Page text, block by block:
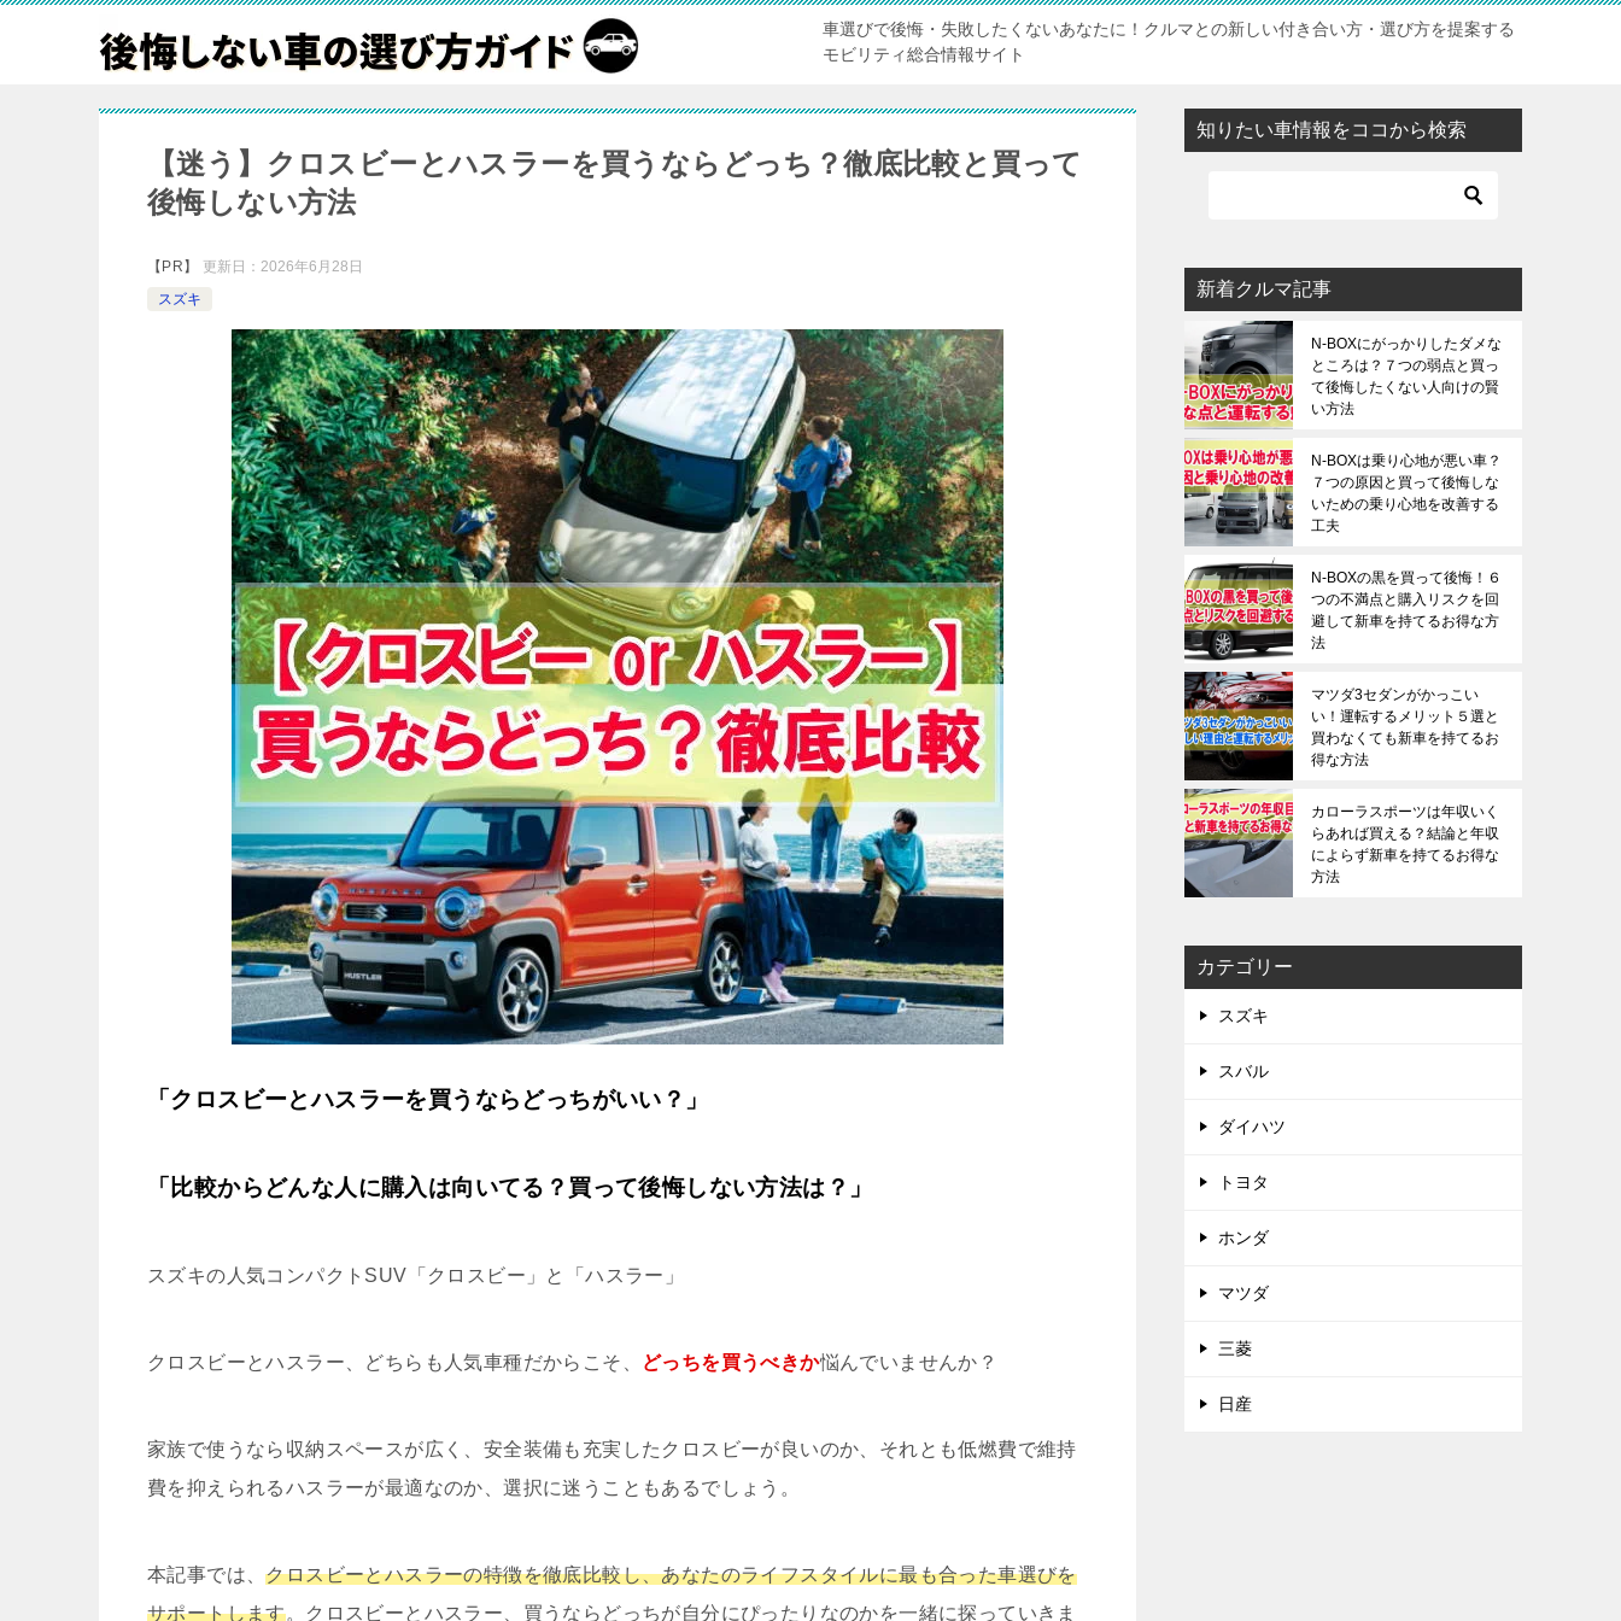
車選びで後悔・失敗したくないあなたに！クルマとの新しい付き合い方・選び方を提案する
モビリティ総合情報サイト
【迷う】クロスビーとハスラーを買うならどっち？徹底比較と買って
後悔しない方法
【PR】 更新日：2026年6月28日
スズキ
「クロスビーとハスラーを買うならどっちがいい？」
「比較からどんな人に購入は向いてる？買って後悔しない方法は？」
スズキの人気コンパクトSUV「クロスビー」と「ハスラー」
クロスビーとハスラー、どちらも人気車種だからこそ、 どっちを買うべきか悩んでいませんか？
家族で使うなら収納スペースが広く、安全装備も充実したクロスビーが良いのか、それとも低燃費で維持
費を抑えられるハスラーが最適なのか、選択に迷うこともあるでしょう。
本記事では、クロスビーとハスラーの特徴を徹底比較し、あなたのライフスタイルに最も合った車選びを
サポートします。クロスビーとハスラー、買うならどっちが自分にぴったりなのかを一緒に探っていきま
知りたい車情報をココから検索
新着クルマ記事
N-BOXにがっかりしたダメな
ところは？７つの弱点と買っ
て後悔したくない人向けの賢
い方法
N-BOXは乗り心地が悪い車？
７つの原因と買って後悔しな
いための乗り心地を改善する
工夫
N-BOXの黒を買って後悔！６
つの不満点と購入リスクを回
避して新車を持てるお得な方
法
マツダ3セダンがかっこい
い！運転するメリット５選と
買わなくても新車を持てるお
得な方法
カローラスポーツは年収いく
らあれば買える？結論と年収
によらず新車を持てるお得な
方法
カテゴリー
スズキ
スバル
ダイハツ
トヨタ
ホンダ
マツダ
三菱
日産